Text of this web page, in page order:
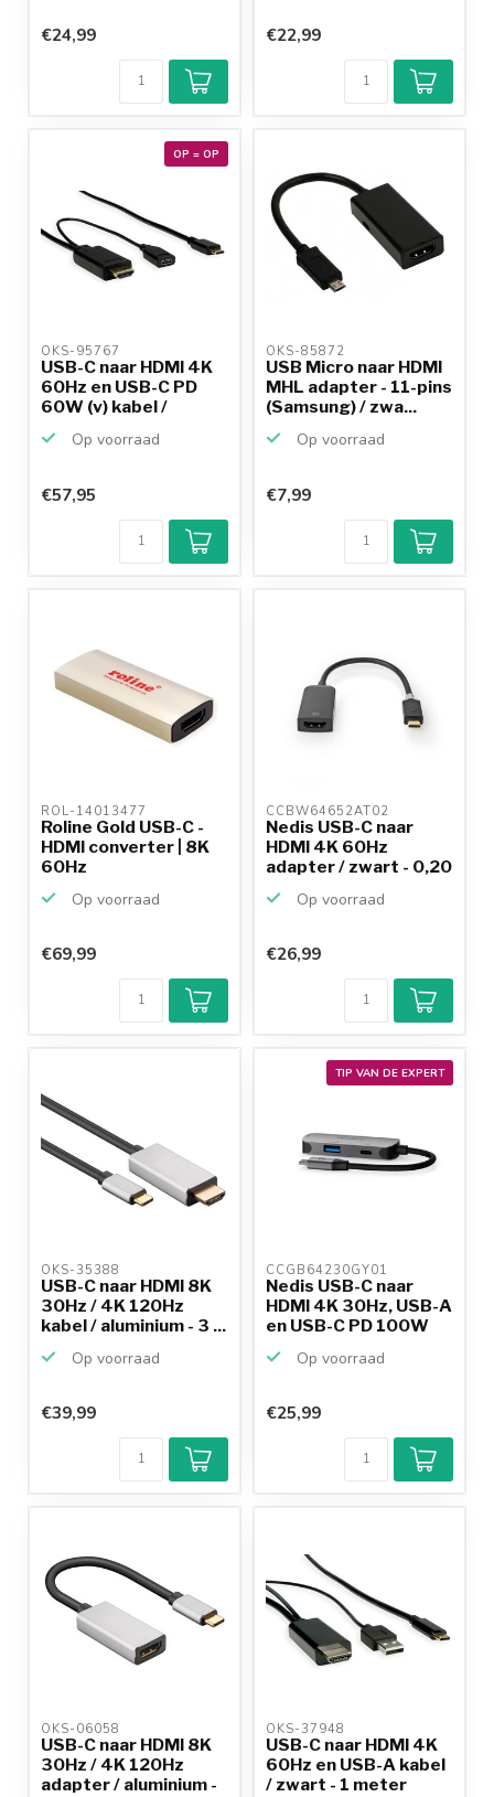
€24,99 €22,99
OP = OP
OKS-95767
USB-C naar HDMI 4K
60Hz en USB-C PD
60W (v) kabel /
Op voorraad
€57,95
OKS-85872
USB Micro naar HDMI
MHL adapter - 11-pins
(Samsung) / zwa...
Op voorraad
€7,99
ROL-14013477
Roline Gold USB-C -
HDMI converter | 8K
60Hz
Op voorraad
€69,99
CCBW64652AT02
Nedis USB-C naar
HDMI 4K 60Hz
adapter / zwart - 0,20
Op voorraad
€26,99
OKS-35388
USB-C naar HDMI 8K
30Hz / 4K 120Hz
kabel / aluminium - 3 ...
Op voorraad
€39,99
TIP VAN DE EXPERT
CCGB64230GY01
Nedis USB-C naar
HDMI 4K 30Hz, USB-A
en USB-C PD 100W
Op voorraad
€25,99
OKS-06058
USB-C naar HDMI 8K
30Hz / 4K 120Hz
adapter / aluminium -
OKS-37948
USB-C naar HDMI 4K
60Hz en USB-A kabel
/ zwart - 1 meter